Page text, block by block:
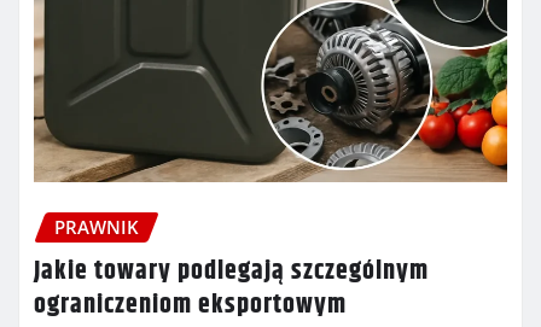
PRAWNIK
Jakie towary podlegają szczególnym
ograniczeniom eksportowym